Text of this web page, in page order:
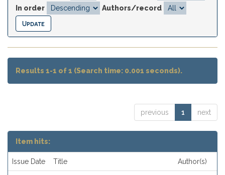
In order
Authors/record
Results 1-1 of 1 (Search time: 0.001 seconds).
previous 1 next
Item hits:
Issue Date Title Author(s)